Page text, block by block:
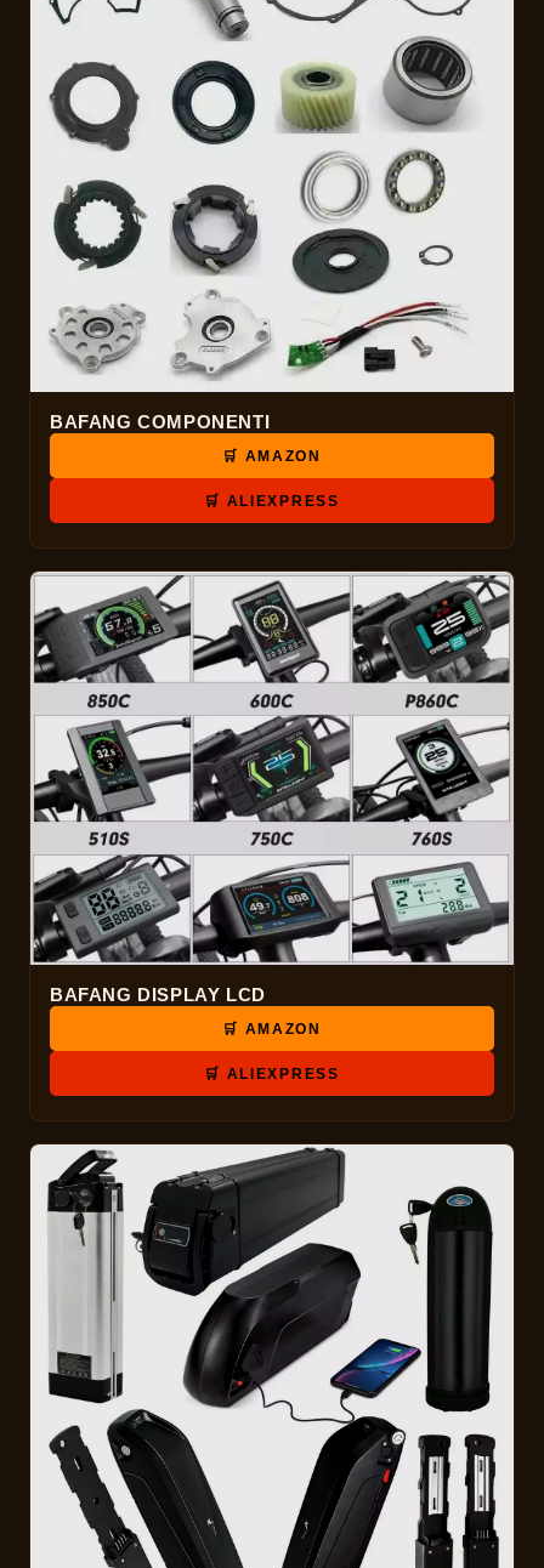
BAFANG COMPONENTI
🛒 AMAZON
🛒 ALIEXPRESS
BAFANG DISPLAY LCD
🛒 AMAZON
🛒 ALIEXPRESS